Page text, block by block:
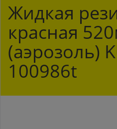
Жидкая
красная
(аэрозоль)
100986t